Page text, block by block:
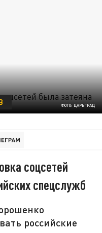
ФОТО: ЦАРЬГРАД
соцсетей
спецслужб
российские